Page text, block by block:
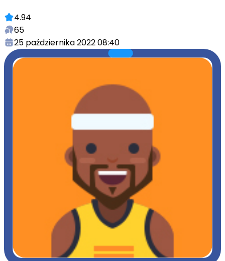
4.94
65
25 października 2022 08:40